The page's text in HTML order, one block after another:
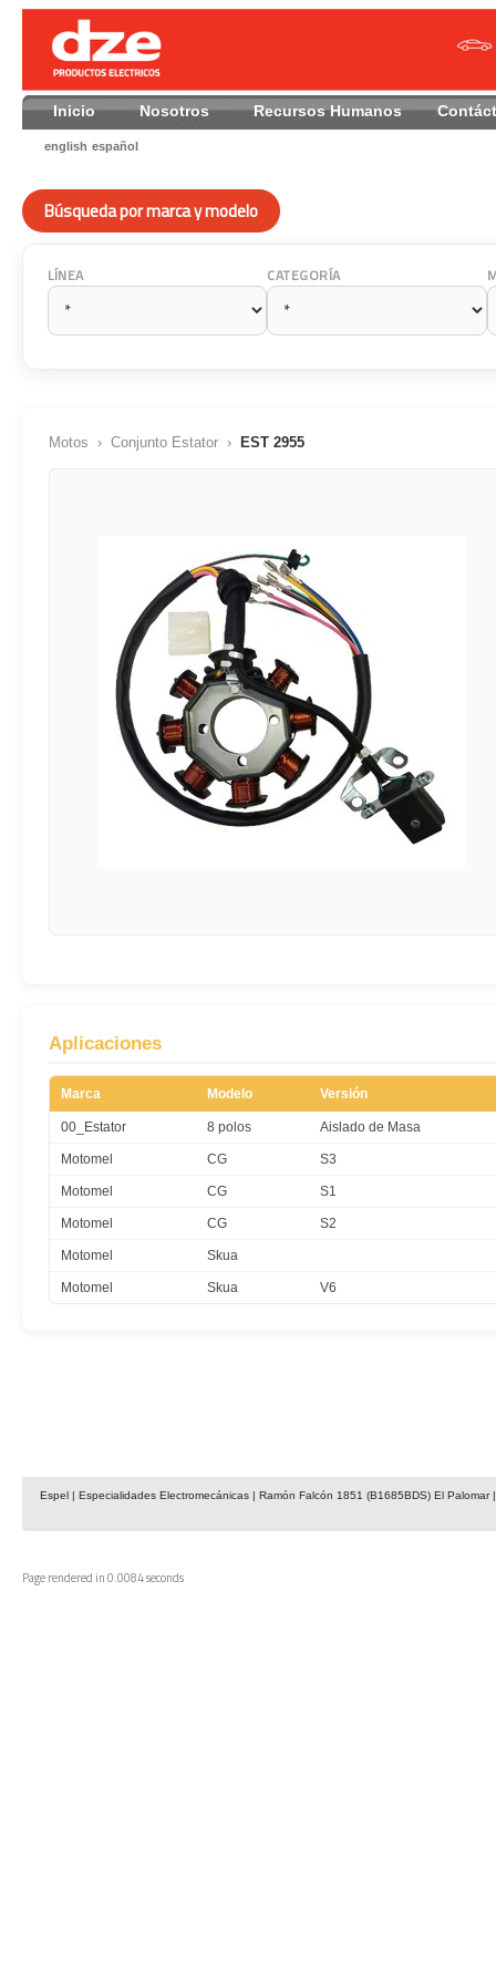
Inicio Nosotros Recursos Humanos
english español
Búsqueda por marca y modelo
LÍNEA CATEGORÍA
Motos › Conjunto Estator› EST 2955
Aplicaciones
Marca Modelo Versión
00_Estator 8 polos Aislado de Masa
Motomel CG S3
Motomel CG S1
Motomel CG S2
Motomel Skua
Motomel Skua V6
Espel | Especialidades Electromecánicas | Ramón Falcón 1851 (B1685BDS) El
Page rendered in 0.0084 seconds